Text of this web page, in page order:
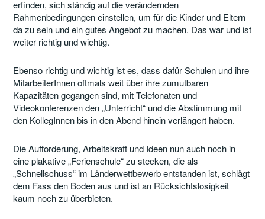
erfinden, sich ständig auf die verändernden
Rahmenbedingungen einstellen, um für die Kinder und Eltern
da zu sein und ein gutes Angebot zu machen. Das war und ist
weiter richtig und wichtig.
Ebenso richtig und wichtig ist es, dass dafür Schulen und ihre
MitarbeiterInnen oftmals weit über ihre zumutbaren
Kapazitäten gegangen sind, mit Telefonaten und
Videokonferenzen den „Unterricht“ und die Abstimmung mit
den KollegInnen bis in den Abend hinein verlängert haben.
Die Aufforderung, Arbeitskraft und Ideen nun auch noch in
eine plakative „Ferienschule“ zu stecken, die als
„Schnellschuss“ im Länderwettbewerb entstanden ist, schlägt
dem Fass den Boden aus und ist an Rücksichtslosigkeit
kaum noch zu überbieten.